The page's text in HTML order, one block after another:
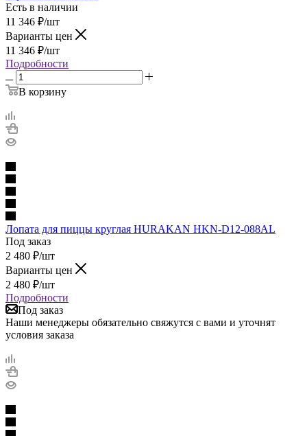
Есть в наличии
11 346 ₽/шт
Варианты цен
11 346 ₽/шт
Подробности
В корзину
Лопата для пиццы круглая HURAKAN HKN-D12-088AL
Под заказ
2 480 ₽/шт
Варианты цен
2 480 ₽/шт
Подробности
Под заказ
Наши менеджеры обязательно свяжутся с вами и уточнят
условия заказа